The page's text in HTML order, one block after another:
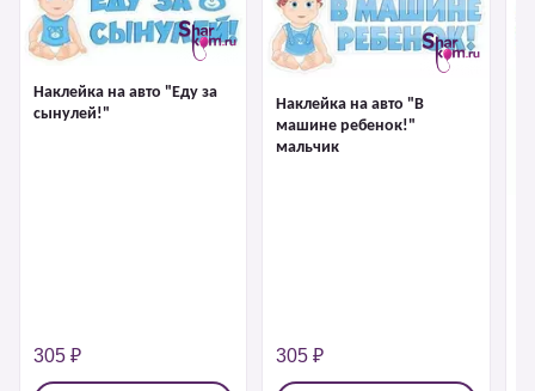
Наклейка на авто "Еду за
сынулей!"
305 ₽
Наклейка на авто "В
машине ребенок!"
мальчик
305 ₽